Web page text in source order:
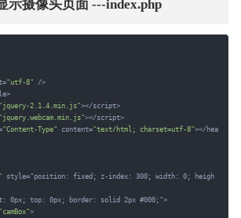
示摄像头页面 ---index.php
"utf-8"
/>
"jquery-2.1.4.min.js"></script>
"jquery.webcam.min.js"></script>
"Content-Type" content="text/html; charset=utf-8"></hea
style="position: fixed; z-index: 300; width: 0; heigh
0px; top: 0px; border: solid 2px #000;">
"camBox">